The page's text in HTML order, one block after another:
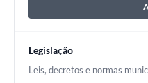
Legislação
Leis, decretos e normas